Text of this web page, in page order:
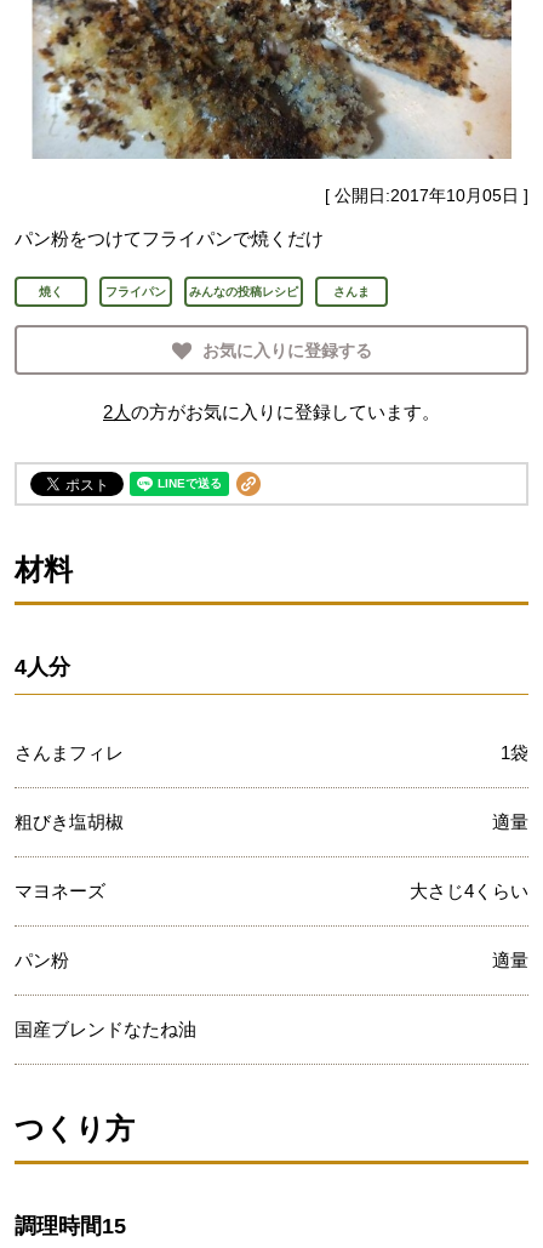
[ 公開日:2017年10月05日 ]
パン粉をつけてフライパンで焼くだけ
焼く フライパン みんなの投稿レシピ さんま
お気に入りに登録する
2人の方がお気に入りに登録しています。
材料
4人分
さんまフィレ 1袋
粗びき塩胡椒 適量
マヨネーズ 大さじ4くらい
パン粉 適量
国産ブレンドなたね油
つくり方
調理時間15